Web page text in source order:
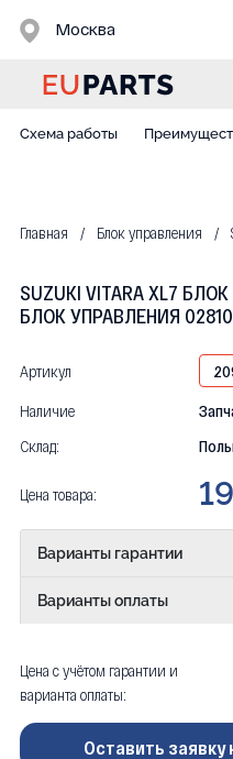
Москва
Схема работы
Главная Блок управления
SUZUKI VITARA XL7
БЛОК УПРАВЛЕНИЯ
Артикул
Наличие
Склад:
Цена товара:
Варианты гарантии
Варианты оплаты
Цена с учётом гарантии и
варианта оплаты:
Оставить заявку